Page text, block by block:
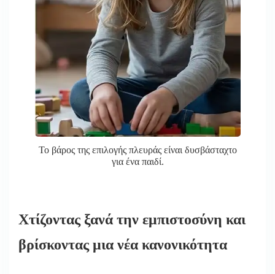
Το βάρος της επιλογής πλευράς είναι δυσβάσταχτο
για ένα παιδί.
Χτίζοντας ξανά την εμπιστοσύνη και
βρίσκοντας μια νέα κανονικότητα